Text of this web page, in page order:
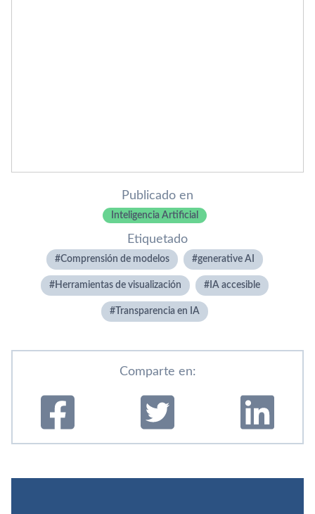
Publicado en
Inteligencia Artificial
Etiquetado
Comprensión de modelos generative AI
Herramientas de visualización IA accesible
Transparencia en IA
Comparte en: